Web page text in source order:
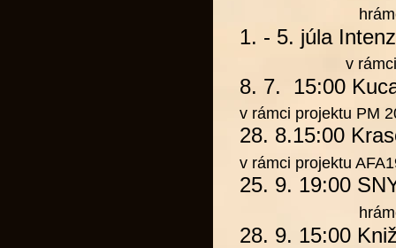
hráme v
1. - 5. júla
v
8. 7. 15:00
v rámci projektu PM
28. 8.15:00
v rámci projektu
25. 9. 19:00
hráme v
28. 9. 15:00